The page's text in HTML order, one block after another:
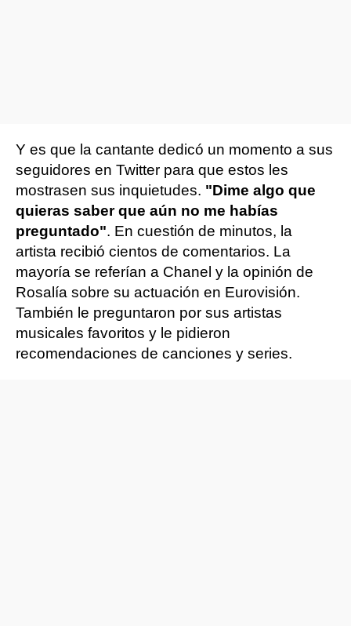
Y es que la cantante dedicó un momento a sus
seguidores en Twitter para que estos les
mostrasen sus inquietudes. "Dime algo que
quieras saber que aún no me habías
preguntado". En cuestión de minutos, la
artista recibió cientos de comentarios. La
mayoría se referían a Chanel y la opinión de
Rosalía sobre su actuación en Eurovisión.
También le preguntaron por sus artistas
musicales favoritos y le pidieron
recomendaciones de canciones y series.